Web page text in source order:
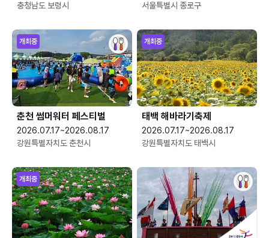
충청남도 보령시
서울특별시 종로구
개최중
춘천 썸머워터 페스티벌
2026.07.17~2026.08.17
강원특별자치도 춘천시
개최중
태백 해바라기축제
2026.07.17~2026.08.17
강원특별자치도 태백시
개최중